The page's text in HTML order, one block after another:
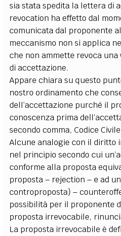
sia stata spedita la lettera di
revocation ha effetto dal
comunicata dal proponente
meccanismo non si applica
che non ammette revoca
di accettazione.
Appare chiara su questo
nostro ordinamento che
dell’accettazione purché il
conoscenza prima
secondo comma, Codice
Alcune analogie con il diritto
nel principio secondo cui
conforme alla proposta
proposta – rejection – e ad
controproposta) –
possibilità per il proponente
proposta irrevocabile,
La proposta irrevocabile è